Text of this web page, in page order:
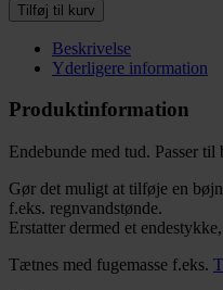
Tilføj til kurv
Beskrivelse
Yderligere information
Produktinformation
Endebunde med tud. Passer
Gør det muligt at tilføje en
f.eks. regnvandstønde.
Erstatter dermed et
Tætnes med fugemasse f.eks.